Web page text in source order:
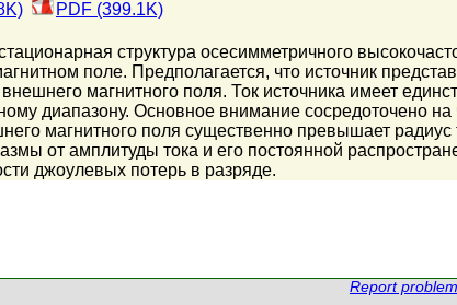
PDF (399.1K)
структура осесимметричного
поле. Предполагается, что источник
магнитного поля. Ток источника имеет
диапазону. Основное внимание сосредоточено
магнитного поля существенно превышает
от амплитуды тока и его постоянной
джоулевых потерь в разряде.
Report